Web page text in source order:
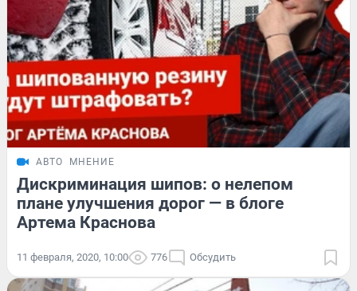
АВТО МНЕНИЕ
Дискриминация шипов: о нелепом
плане улучшения дорог — в блоге
Артема Краснова
11 февраля, 2020, 10:00 776 Обсудить